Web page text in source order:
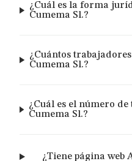
¿Cuál es la forma
Cumema Sl.?
¿Cuántos
Cumema Sl.?
¿Cuál es el número
Cumema Sl.?
¿Tiene página web